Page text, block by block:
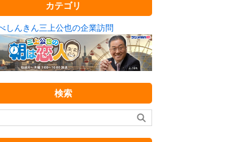
カテゴリ
しんきん三上公也の企業訪問
検索